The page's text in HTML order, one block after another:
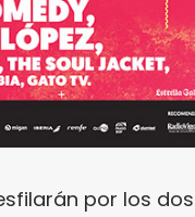
por los